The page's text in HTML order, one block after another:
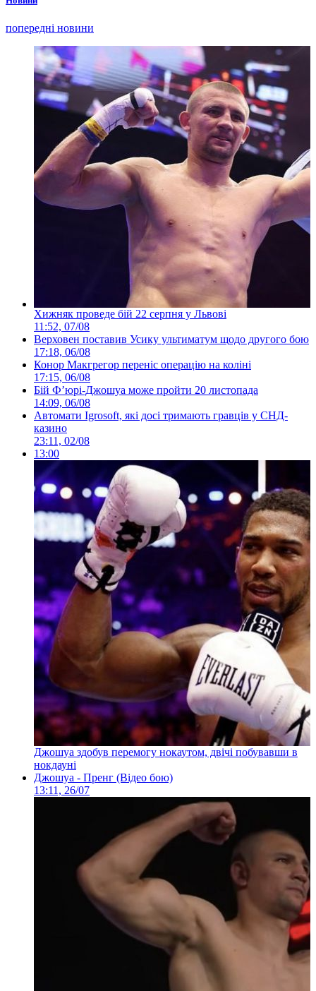
попередні новини
Хижняк проведе бій 22 серпня у Львові
11:52, 07/08
Верховен поставив Усику ультиматум щодо другого бою
17:18, 06/08
Конор Макгрегор переніс операцію на коліні
17:15, 06/08
Бій Ф’юрі-Джошуа може пройти 20 листопада
14:09, 06/08
Автомати Igrosoft, які досі тримають гравців у СНД-
казино
23:11, 02/08
13:00
Джошуа здобув перемогу нокаутом, двічі побувавши в
нокдауні
Джошуа - Пренг (Відео бою)
13:11, 26/07